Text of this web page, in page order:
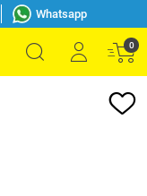
Whatsapp
0